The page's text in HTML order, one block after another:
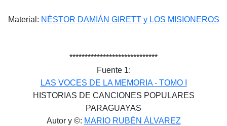
Material: NÉSTOR DAMIÁN GIRETT y LOS MISIONEROS
*****************************
Fuente 1:
LAS VOCES DE LA MEMORIA - TOMO I
HISTORIAS DE CANCIONES POPULARES
PARAGUAYAS
Autor y ©: MARIO RUBÉN ÁLVAREZ